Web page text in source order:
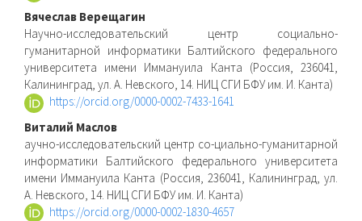
Вячеслав Верещагин
Научно-исследовательский центр социально-
гуманитарной информатики Балтийского федерального
университета имени Иммануила Канта (Россия, 236041,
Калининград, ул. А. Невского, 14. НИЦ СГИ БФУ им. И. Канта)
https://orcid.org/0000-0002-7433-1641
Виталий Маслов
аучно-исследовательский центр со-циально-гуманитарной
информатики Балтийского федерального университета
имени Иммануила Канта (Россия, 236041, Калининград, ул.
А. Невского, 14. НИЦ СГИ БФУ им. И. Канта)
https://orcid.org/0000-0002-1830-4657